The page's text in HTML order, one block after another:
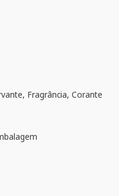
Fragrância, Corante